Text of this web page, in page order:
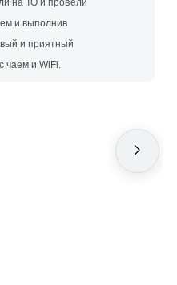
на ТО и провели
и выполнив
и приятный
чаем и WiFi.